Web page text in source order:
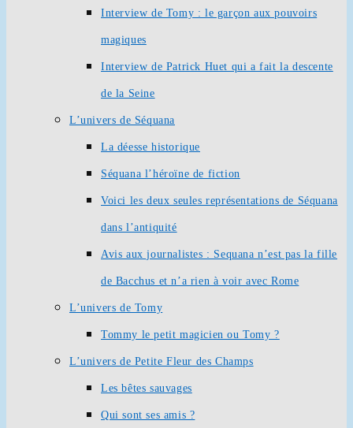
Interview de Tomy : le garçon aux pouvoirs
magiques
Interview de Patrick Huet qui a fait la descente
de la Seine
L’univers de Séquana
La déesse historique
Séquana l’héroïne de fiction
Voici les deux seules représentations de Séquana
dans l’antiquité
Avis aux journalistes : Sequana n’est pas la fille
de Bacchus et n’a rien à voir avec Rome
L’univers de Tomy
Tommy le petit magicien ou Tomy ?
L’univers de Petite Fleur des Champs
Les bêtes sauvages
Qui sont ses amis ?